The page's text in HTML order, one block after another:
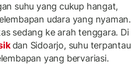
suhu yang cukup hangat,
udara yang nyaman.
sedang ke arah tenggara. Di
dan Sidoarjo, suhu terpantau
yang bervariasi.